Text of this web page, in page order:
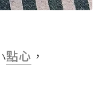
點心 ，